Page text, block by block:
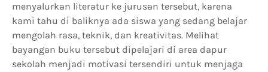
menyalurkan literatur ke jurusan tersebut, karena
kami tahu di baliknya ada siswa yang sedang belajar
mengolah rasa, teknik, dan kreativitas. Melihat
bayangan buku tersebut dipelajari di area dapur
sekolah menjadi motivasi tersendiri untuk menjaga